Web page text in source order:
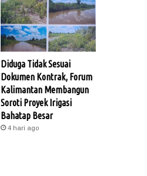
Diduga Tidak Sesuai
Dokumen Kontrak, Forum
Kalimantan Membangun
Soroti Proyek Irigasi
Bahatap Besar
4 hari ago